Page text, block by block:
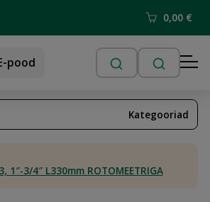
0,00 €
pood
1″-3/4″ L330mm ROTOMEETRIGA
Kategooriad